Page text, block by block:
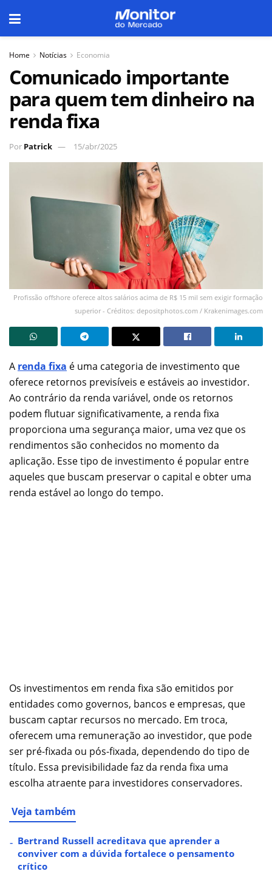
Home Notícias Economia
Comunicado importante
para quem tem dinheiro na
renda fixa
Por Patrick 15/abr/2025
Profissão offshore oferece altos salários acima de R$ 15 mil sem exigir formação
superior - Créditos: depositphotos.com / Krakenimages.com
A renda fixa é uma categoria de investimento que
oferece retornos previsíveis e estáveis ao investidor.
Ao contrário da renda variável, onde os retornos
podem flutuar significativamente, a renda fixa
proporciona uma segurança maior, uma vez que os
rendimentos são conhecidos no momento da
aplicação. Esse tipo de investimento é popular entre
aqueles que buscam preservar o capital e obter uma
renda estável ao longo do tempo.
Os investimentos em renda fixa são emitidos por
entidades como governos, bancos e empresas, que
buscam captar recursos no mercado. Em troca,
oferecem uma remuneração ao investidor, que pode
ser pré-fixada ou pós-fixada, dependendo do tipo de
título. Essa previsibilidade faz da renda fixa uma
escolha atraente para investidores conservadores.
Veja também
Bertrand Russell acreditava que aprender a
conviver com a dúvida fortalece o pensamento
crítico